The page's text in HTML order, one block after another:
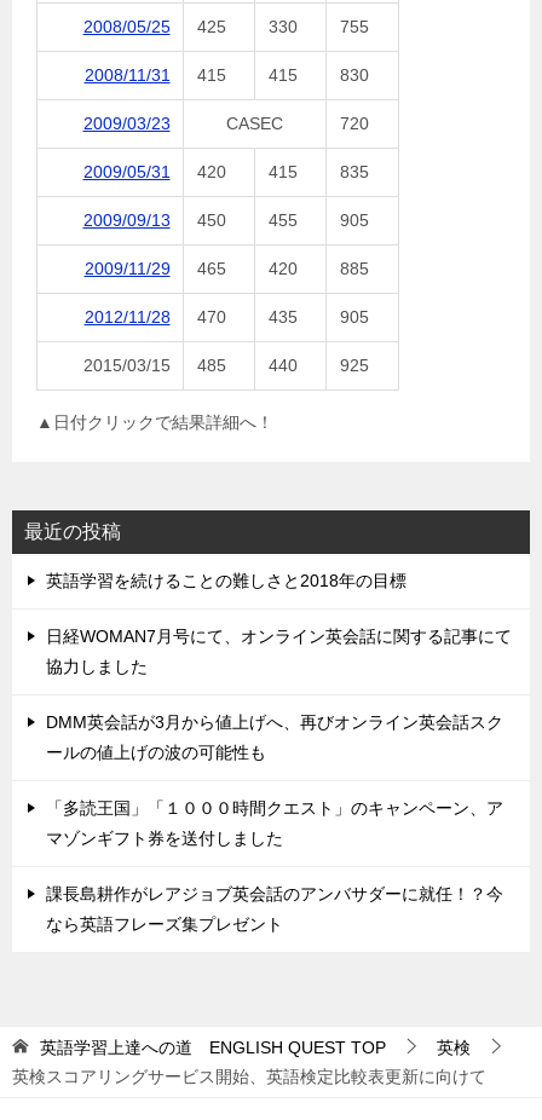
2008/05/25 425 330 755
2008/11/31 415 415 830
2009/03/23 CASEC 720
2009/05/31 420 415 835
2009/09/13 450 455 905
2009/11/29 465 420 885
2012/11/28 470 435 905
2015/03/15 485 440 925
▲日付クリックで結果詳細へ！
最近の投稿
英語学習を続けることの難しさと2018年の目標
日経WOMAN7月号にて、オンライン英会話に関する記事にて
協力しました
DMM英会話が3月から値上げへ、再びオンライン英会話スク
ールの値上げの波の可能性も
「多読王国」「１０００時間クエスト」のキャンペーン、ア
マゾンギフト券を送付しました
課長島耕作がレアジョブ英会話のアンバサダーに就任！？今
なら英語フレーズ集プレゼント
英語学習上達への道 ENGLISH QUEST TOP
英検
英検スコアリングサービス開始、英語検定比較表更新に向けて